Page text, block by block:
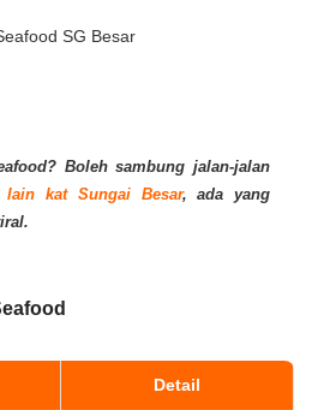
SG Besar
Boleh sambung jalan-jalan
lain kat Sungai Besar, ada yang
Detail